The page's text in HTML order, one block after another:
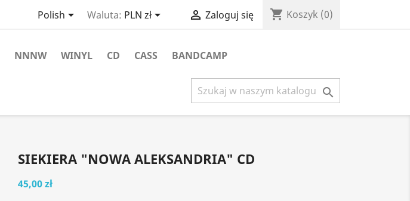
Polish Waluta: PLN zł  Zaloguj się shopping_cart Koszyk (0)
NNNW WINYL CD CASS BANDCAMP

SIEKIERA "NOWA ALEKSANDRIA" CD
45,00 zł